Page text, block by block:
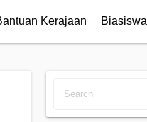
Kerajaan Biasiswa